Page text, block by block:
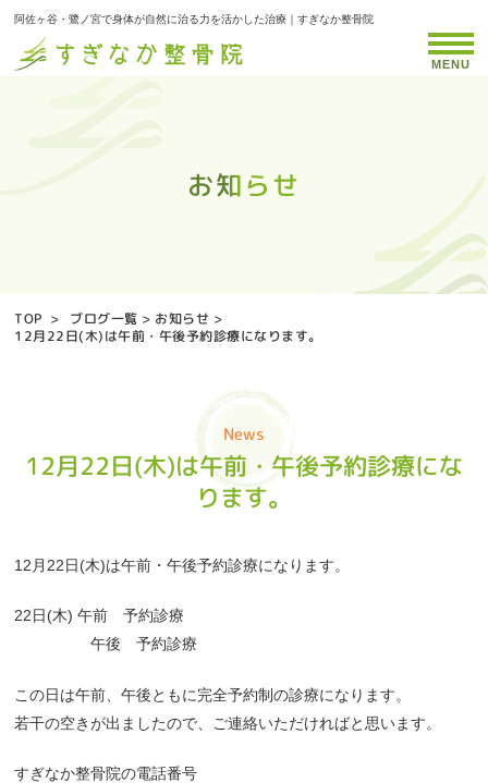
阿佐ヶ谷・鷺ノ宮で身体が自然に治る力を活かした治療｜すぎなか整骨院
お知らせ
お知らせ
お知らせ
お知らせ
お知らせ
お知らせ
お知らせ
お知らせ
お知らせ
お知らせ
お知らせ
お知らせ
お知らせ
お知らせ
お知らせ
お知らせ
お知らせ
お知らせ
お知らせ
お知らせ
お知らせ
お知らせ
お知らせ
お知らせ
お知らせ
お知らせ
お知らせ
お知らせ
お知らせ
お知らせ
お知らせ
お知らせ
お知らせ
お知らせ
お知らせ
MENU
TOP > ブログ一覧 > お知らせ >
12月22日(木)は午前・午後予約診療になります。
News
12月22日(木)は午前・午後予約診療にな
ります。
12月22日(木)は午前・午後予約診療になります。
22日(木) 午前 予約診療
午後 予約診療
この日は午前、午後ともに完全予約制の診療になります。
若干の空きが出ましたので、ご連絡いただければと思います。
すぎなか整骨院の電話番号